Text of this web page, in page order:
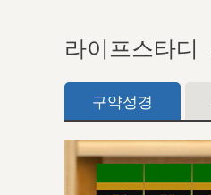
라이프스타디
구약성경